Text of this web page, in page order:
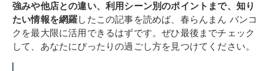
強みや他店との違い、利用シーン別のポイントまで、知り
たい情報を網羅したこの記事を読めば、春らんまん バンコ
クを最大限に活用できるはずです。ぜひ最後までチェック
して、あなたにぴったりの過ごし方を見つけてください。